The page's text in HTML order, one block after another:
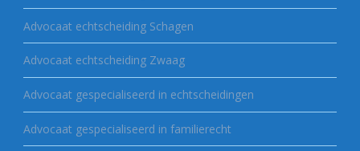
Advocaat echtscheiding Schagen
Advocaat echtscheiding Zwaag
Advocaat gespecialiseerd in echtscheidingen
Advocaat gespecialiseerd in familierecht